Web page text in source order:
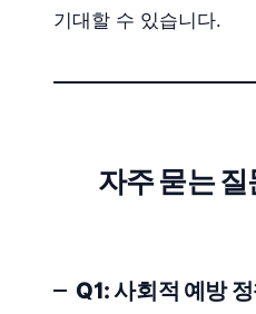
기대할 수 있습니다.
자주 묻는
Q1: 사회적 예방